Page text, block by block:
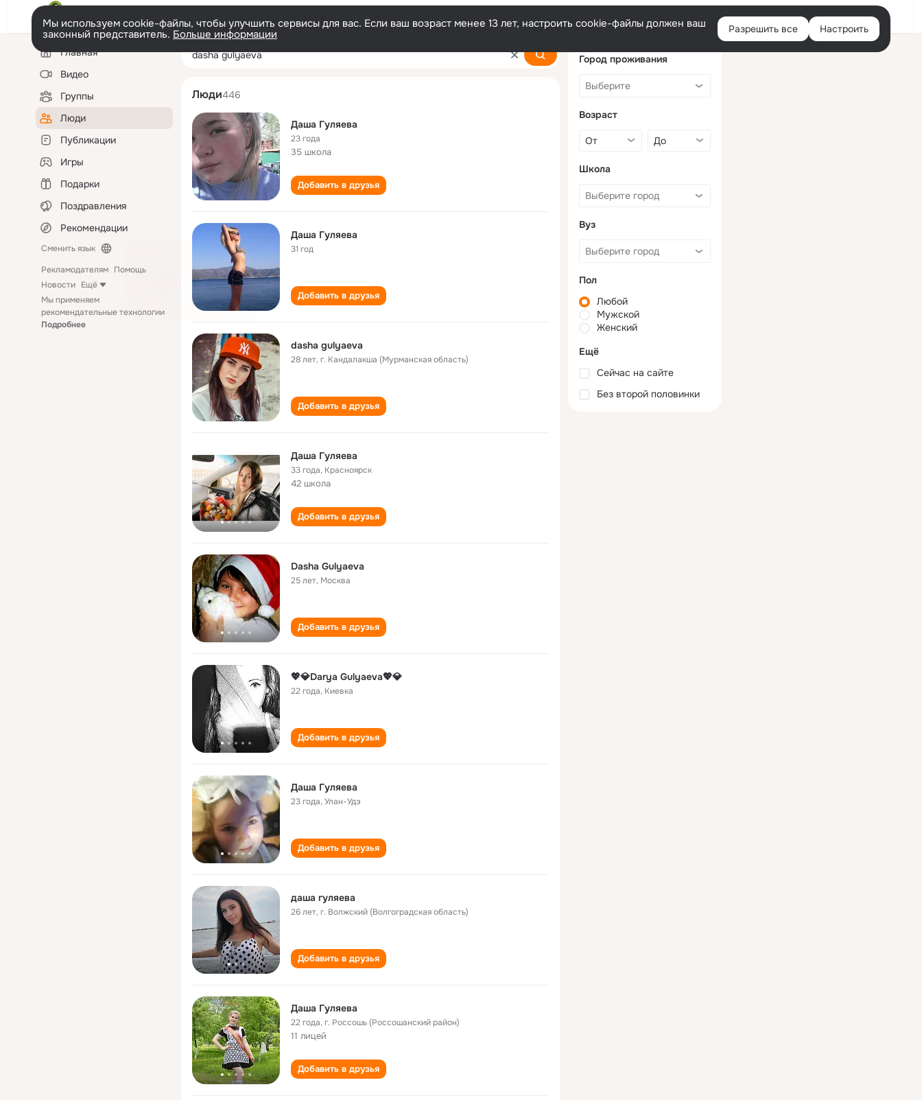
Войти
Мы используем cookie-файлы, чтобы улучшить сервисы для вас. Если ваш возраст менее 13 лет, настроить cookie-файлы должен ваш
законный представитель. Больше информации Разрешить все Настроить
Левая
колонкаГлавная
Видео
Группы
Люди
Публикации
Игры
Подарки
Поздравления
Рекомендации
Сменить язык
Рекламодателям Помощь
Новости Ещё
Мы применяем
рекомендательные технологии
Подробнее
dasha gulyaeva
Люди446
Даша Гуляева
23 года
35 школа
Добавить в друзья
Даша Гуляева
31 год
Добавить в друзья
dasha gulyaeva
28 лет,г. Кандалакша (Мурманская область)
Добавить в друзья
Даша Гуляева
33 года, Красноярск
42 школа
Добавить в друзья
Dasha Gulyaeva
25 лет, Москва
Добавить в друзья
💖💎Darya Gulyaeva💖💎
22 года, Киевка
Добавить в друзья
Даша Гуляева
23 года,Улан-Удэ
Добавить в друзья
даша гуляева
26 лет,г. Волжский (Волгоградская область)
Добавить в друзья
Даша Гуляева
22 года,г. Россошь (Россошанский район)
11 лицей
Добавить в друзья
Город проживания
Возраст
Школа
Вуз
Пол
Любой
Мужской
Женский
Ещё
Сейчас на сайте
Без второй половинки